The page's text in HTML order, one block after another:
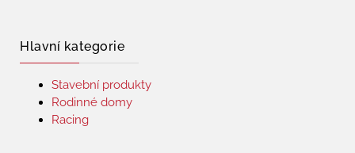
Hlavní kategorie
Stavební produkty
Rodinné domy
Racing